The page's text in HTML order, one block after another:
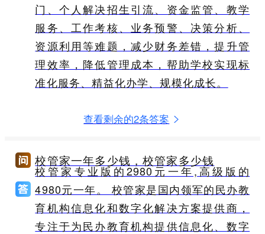
门、个人解决招生引流、资金监管、教学
服务、工作考核、业务预警、决策分析、
资源利用等难题，减少财务差错，提升管
理效率，降低管理成本，帮助学校实现标
准化服务、精益化办学、规模化成长。
查看剩余的2条答案
校管家一年多少钱，校管家多少钱
校管家专业版的2980元一年,高级版的
4980元一年。 校管家是国内领军的民办教
育机构信息化和数字化解决方案提供商，
专注于为民办教育机构提供信息化、数字